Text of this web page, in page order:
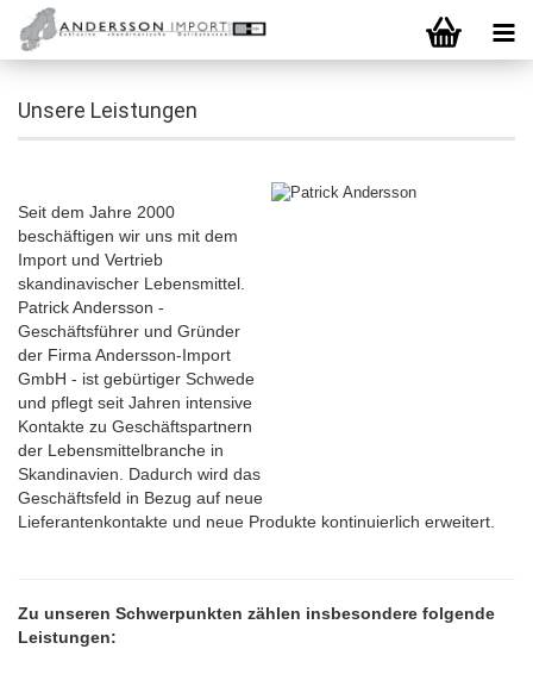
Unsere Leistungen
Seit dem Jahre 2000
beschäftigen wir uns mit dem
Import und Vertrieb
skandinavischer Lebensmittel.
Patrick Andersson -
Geschäftsführer und Gründer
der Firma Andersson-Import
GmbH - ist gebürtiger Schwede
und pflegt seit Jahren intensive
Kontakte zu Geschäftspartnern
der Lebensmittelbranche in
Skandinavien. Dadurch wird das
Geschäftsfeld in Bezug auf neue
Lieferantenkontakte und neue Produkte kontinuierlich erweitert.
Zu unseren Schwerpunkten zählen insbesondere folgende
Leistungen: